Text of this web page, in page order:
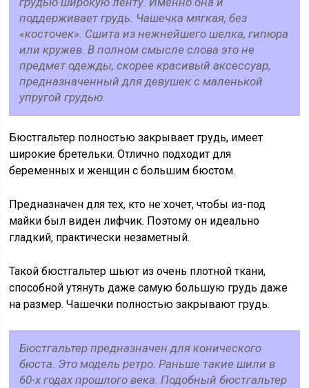
поддерживает грудь. Чашечка мягкая, без
«косточек». Сшита из нежнейшего шелка, гипюра
или кружев. В полном смысле слова это не
предмет одежды, скорее красивый аксессуар,
предназначенный для девушек с маленькой
упругой грудью.
Бюстгальтер полностью закрывает грудь, имеет
широкие бретельки. Отлично подходит для
беременных и женщин с большим бюстом.
Предназначен для тех, кто не хочет, чтобы из-под
майки был виден лифчик. Поэтому он идеально
гладкий, практически незаметный.
Такой бюстгальтер шьют из очень плотной ткани,
способной утянуть даже самую большую грудь даже
на размер. Чашечки полностью закрывают грудь.
Бюстгальтер предназначен для конического
бюста. Это модель ретро. Раньше такие шили в
60-х годах прошлого века. Подобный бюстгальтер